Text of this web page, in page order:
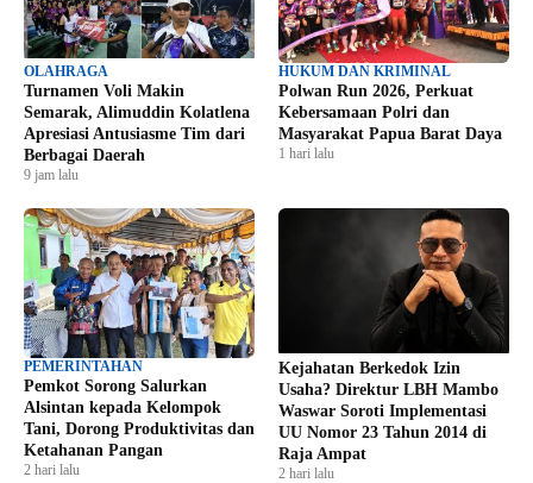
OLAHRAGA
Turnamen Voli Makin
Semarak, Alimuddin Kolatlena
Apresiasi Antusiasme Tim dari
Berbagai Daerah
9 jam lalu
HUKUM DAN KRIMINAL
Polwan Run 2026, Perkuat
Kebersamaan Polri dan
Masyarakat Papua Barat Daya
1 hari lalu
PEMERINTAHAN
Pemkot Sorong Salurkan
Alsintan kepada Kelompok
Tani, Dorong Produktivitas dan
Ketahanan Pangan
2 hari lalu
Kejahatan Berkedok Izin
Usaha? Direktur LBH Mambo
Waswar Soroti Implementasi
UU Nomor 23 Tahun 2014 di
Raja Ampat
2 hari lalu